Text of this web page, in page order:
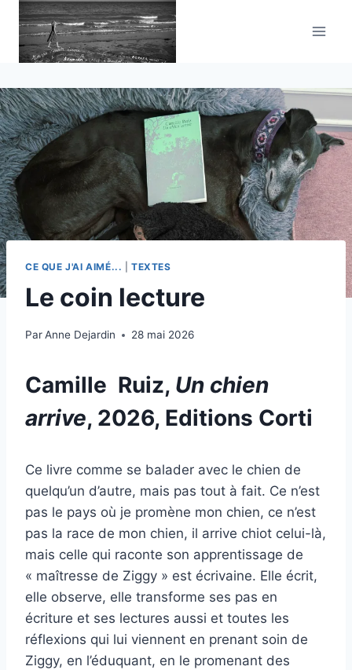
Aller
contenu
CE QUE J'AI AIMÉ... |TEXTES
Le coin lecture
ParAnne Dejardin 28 mai 2026
Camille Ruiz, Un chien
arrive, 2026, Editions Corti
Ce livre comme se balader avec le chien de
quelqu’un d’autre, mais pas tout à fait. Ce n’est
pas le pays où je promène mon chien, ce n’est
pas la race de mon chien, il arrive chiot celui-là,
mais celle qui raconte son apprentissage de
« maîtresse de Ziggy » est écrivaine. Elle écrit,
elle observe, elle transforme ses pas en
écriture et ses lectures aussi et toutes les
réflexions qui lui viennent en prenant soin de
Ziggy, en l’éduquant, en le promenant des